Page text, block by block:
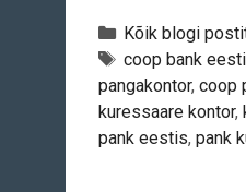
Categories
Kõik blogi
Tags
coop bank eesti
pangakontor, coop
kuressaare kontor,
pank eestis, pank